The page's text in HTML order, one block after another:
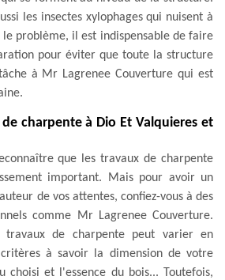
les insectes xylophages qui nuisent à
problème, il est indispensable de faire
pour éviter que toute la structure
à Mr Lagrenee Couverture qui est
charpente à Dio Et Valquieres et
que les travaux de charpente
important. Mais pour avoir un
de vos attentes, confiez-vous à des
comme Mr Lagrenee Couverture.
de charpente peut varier en
à savoir la dimension de votre
choisi et l'essence du bois... Toutefois,